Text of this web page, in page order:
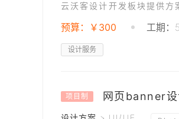
云沃客设计开发板块提供方
预算：￥300 工期：
设计服务
项目制 网页banner设